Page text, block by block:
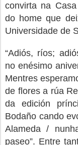
convirta na
do home que
Universidade de
“Adiós, ríos;
no enésimo
Mentres
de flores a rúa
da edición
Bodaño cando
Alameda /
paseo”. Entre